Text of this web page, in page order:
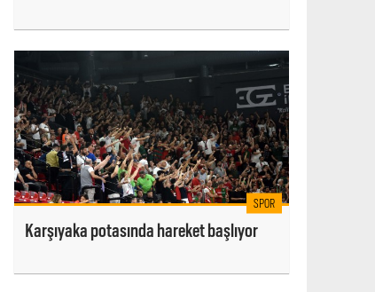
SPOR
Karşıyaka potasında hareket başlıyor